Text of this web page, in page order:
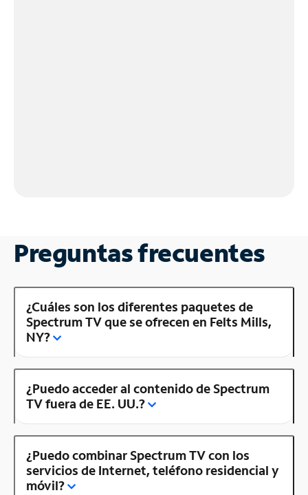
Preguntas frecuentes
¿Cuáles son los diferentes paquetes de
Spectrum TV que se ofrecen en Felts Mills,
NY?
¿Puedo acceder al contenido de Spectrum
TV fuera de EE. UU.?
¿Puedo combinar Spectrum TV con los
servicios de Internet, teléfono residencial y
móvil?